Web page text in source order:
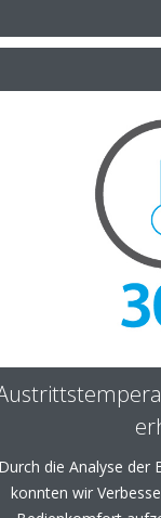
Durch die Analyse der
konnten wir